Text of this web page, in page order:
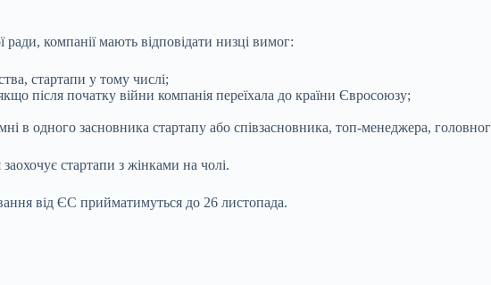
компанії мають відповідати низці вимог:
стартапи у тому числі;
після початку війни компанія переїхала до країни Євросоюзу;
в одного засновника стартапу або співзасновника, топ-менеджера,
стартапи з жінками на чолі.
від ЄС прийматимуться до 26 листопада.